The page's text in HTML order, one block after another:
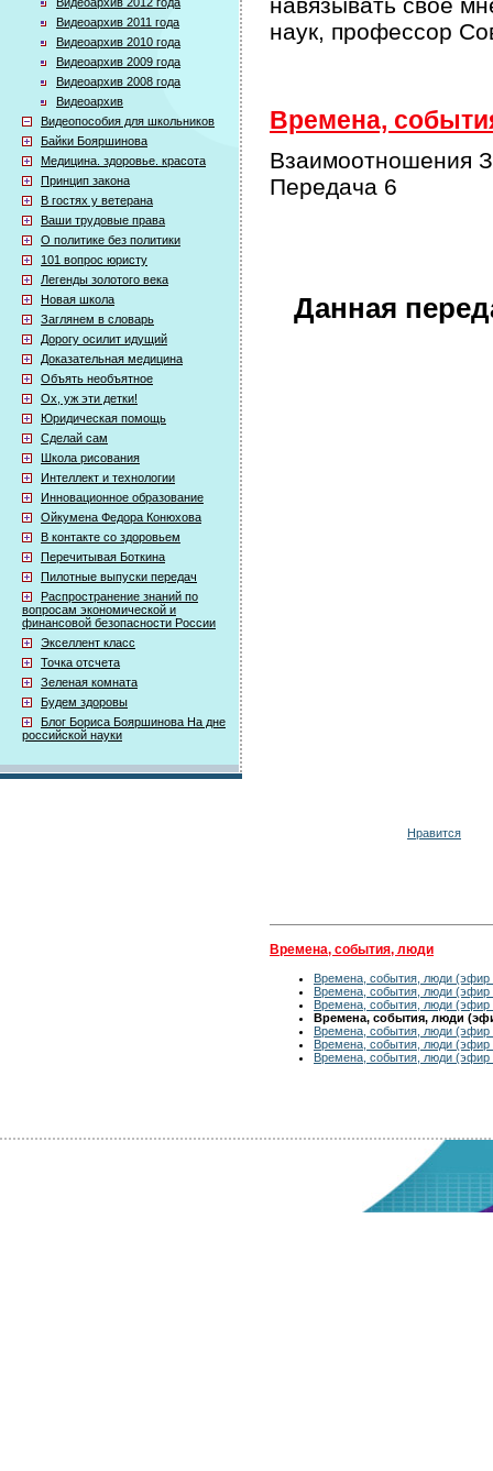
Видеоархив 2011 года
Видеоархив 2010 года
Видеоархив 2009 года
Видеоархив 2008 года
Видеоархив
Видеопособия для школьников
Байки Бояршинова
Медицина. здоровье. красота
Принцип закона
В гостях у ветерана
Ваши трудовые права
О политике без политики
101 вопрос юристу
Легенды золотого века
Новая школа
Заглянем в словарь
Дорогу осилит идущий
Доказательная медицина
Объять необъятное
Ох, уж эти детки!
Юридическая помощь
Сделай сам
Школа рисования
Интеллект и технологии
Инновационное образование
Ойкумена Федора Конюхова
В контакте со здоровьем
Перечитывая Боткина
Пилотные выпуски передач
Распространение знаний по
вопросам экономической и
финансовой безопасности России
Экселлент класс
Точка отсчета
Зеленая комната
Будем здоровы
Блог Бориса Бояршинова На дне
российской науки
наук, профессор
Времена,
Взаимоотношения
Передача 6
Данная
Нравится
Времена, события, люди
Времена, события, люди (эфир
Времена, события, люди (эфир
Времена, события, люди (эфир
Времена, события, люди
Времена, события, люди (эфир
Времена, события, люди (эфир
Времена, события, люди (эфир